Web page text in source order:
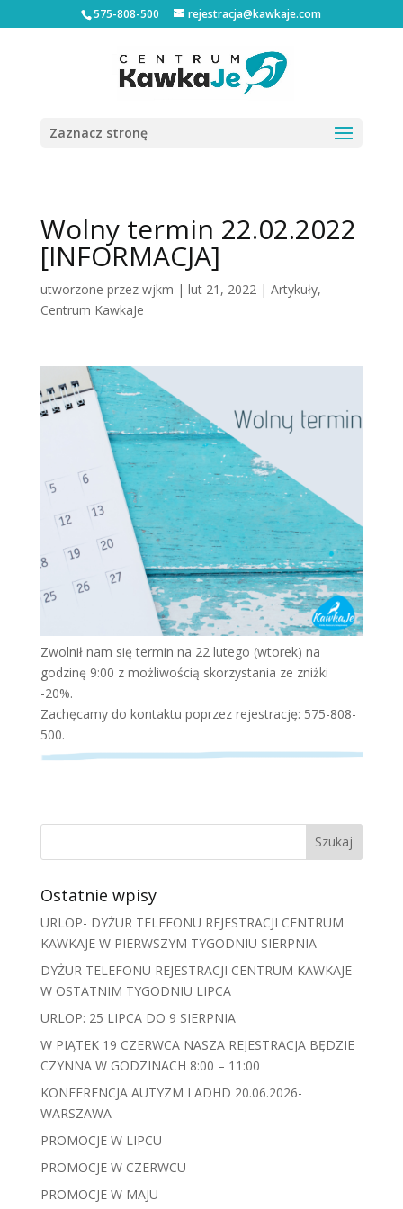
575-808-500 rejestracja@kawkaje.com
Zaznacz stronę
Wolny termin 22.02.2022
[INFORMACJA]
utworzone przez wjkm | lut 21, 2022| Artykuły,
Centrum KawkaJe
Zwolnił nam się termin na 22 lutego (wtorek) na
godzinę 9:00 z możliwością skorzystania ze zniżki
-20%.
Zachęcamy do kontaktu poprzez rejestrację: 575-808-
500.
Ostatnie wpisy
URLOP- DYŻUR TELEFONU REJESTRACJI CENTRUM
KAWKAJE W PIERWSZYM TYGODNIU SIERPNIA
DYŻUR TELEFONU REJESTRACJI CENTRUM KAWKAJE
W OSTATNIM TYGODNIU LIPCA
URLOP: 25 LIPCA DO 9 SIERPNIA
W PIĄTEK 19 CZERWCA NASZA REJESTRACJA BĘDZIE
CZYNNA W GODZINACH 8:00 – 11:00
KONFERENCJA AUTYZM I ADHD 20.06.2026-
WARSZAWA
PROMOCJE W LIPCU
PROMOCJE W CZERWCU
PROMOCJE W MAJU